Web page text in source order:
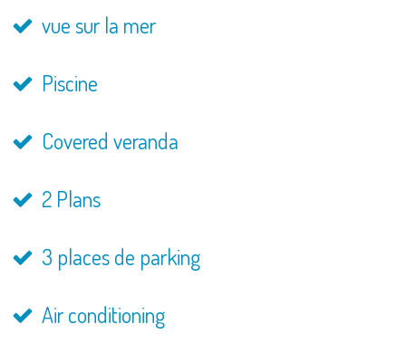
vue sur la mer
Piscine
Covered veranda
2 Plans
3 places de parking
Air conditioning